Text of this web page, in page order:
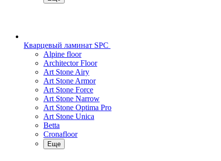
Кварцевый ламинат SPC
Alpine floor
Architector Floor
Art Stone Airy
Art Stone Armor
Art Stone Force
Art Stone Narrow
Art Stone Optima Pro
Art Stone Unica
Betta
Cronafloor
Еще